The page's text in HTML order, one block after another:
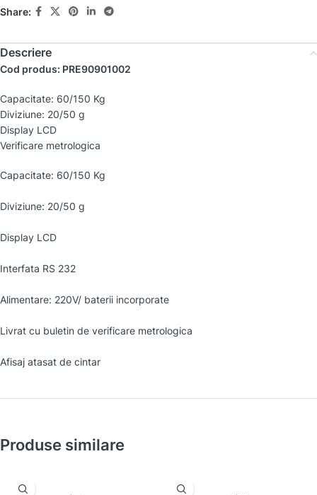
Share:
Descriere
Cod produs: PRE90901002
Capacitate: 60/150 Kg
Diviziune: 20/50 g
Display LCD
Verificare metrologica
Capacitate: 60/150 Kg
Diviziune: 20/50 g
Display LCD
Interfata RS 232
Alimentare: 220V/ baterii incorporate
Livrat cu buletin de verificare metrologica
Afisaj atasat de cintar
Produse similare